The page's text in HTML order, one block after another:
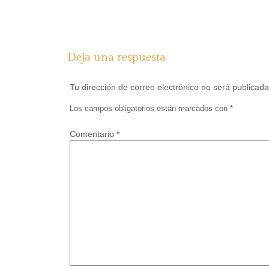
Deja una respuesta
Tu dirección de correo electrónico no será
Los campos obligatorios están marcados con *
Comentario *